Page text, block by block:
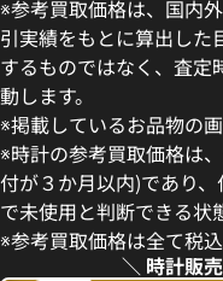
ホワイト
格
日時点の参考買取価格
※参考買取価格は、国内
引実績をもとに算出した
するものではなく、査定
動します。
※掲載しているお品物の
※時計の参考買取価格は
付が３か月以内)であり
で未使用と判断できる状
※参考買取価格は全て税込
＼ 時計販